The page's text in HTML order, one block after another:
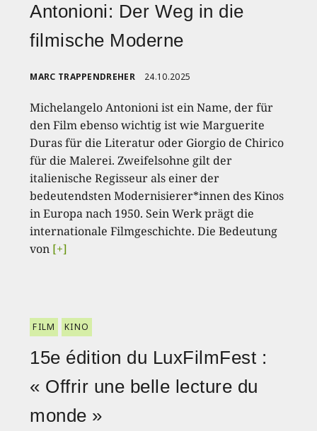
Antonioni: Der Weg in die
filmische Moderne
MARC TRAPPENDREHER 24.10.2025
Michelangelo Antonioni ist ein Name, der für
den Film ebenso wichtig ist wie Marguerite
Duras für die Literatur oder Giorgio de Chirico
für die Malerei. Zweifelsohne gilt der
italienische Regisseur als einer der
bedeutendsten Modernisierer*innen des Kinos
in Europa nach 1950. Sein Werk prägt die
internationale Filmgeschichte. Die Bedeutung
von [+]
FILM KINO
15e édition du LuxFilmFest :
« Offrir une belle lecture du
monde »